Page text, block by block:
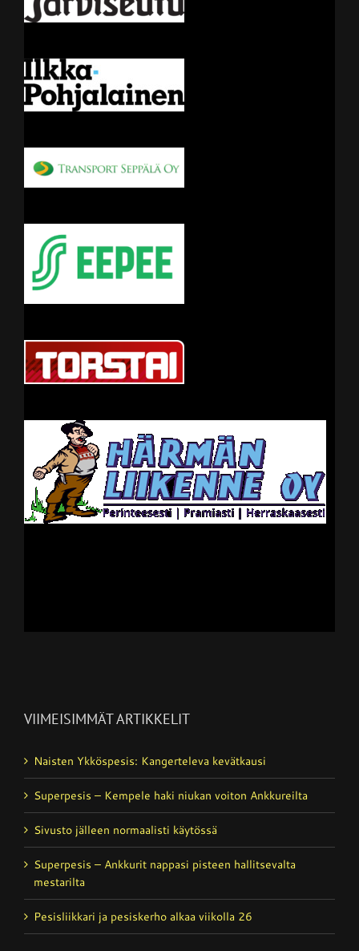
VIIMEISIMMÄT ARTIKKELIT
Naisten Ykköspesis: Kangerteleva kevätkausi
Superpesis – Kempele haki niukan voiton Ankkureilta
Sivusto jälleen normaalisti käytössä
Superpesis – Ankkurit nappasi pisteen hallitsevalta
mestarilta
Pesisliikkari ja pesiskerho alkaa viikolla 26